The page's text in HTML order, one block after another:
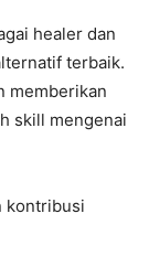
healer dan
terbaik.
memberikan
skill mengenai
kontribusi